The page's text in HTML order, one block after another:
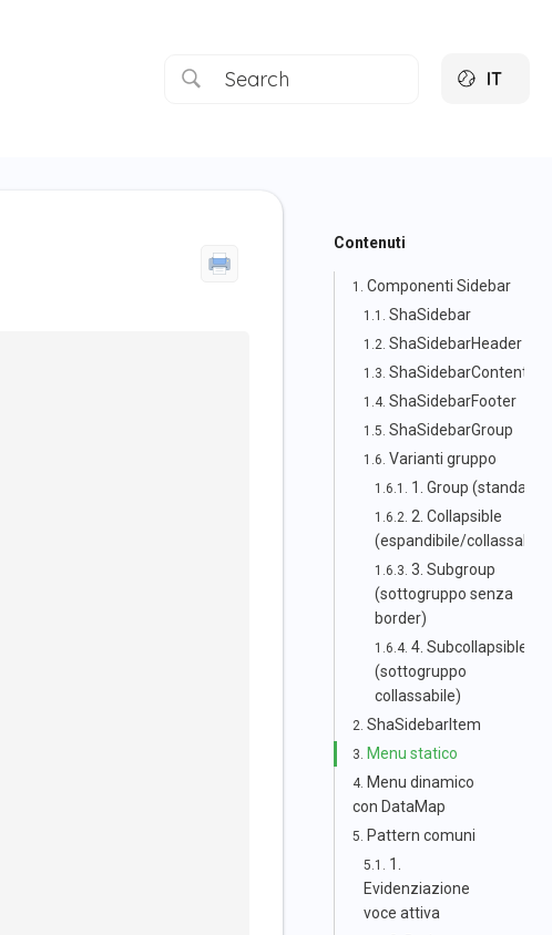
IT
Contenuti
Componenti Sidebar
ShaSidebar
ShaSidebarHeader
ShaSidebarContent
ShaSidebarFooter
ShaSidebarGroup
Varianti gruppo
1. Group (standard)
2. Collapsible
(espandibile/collassabile)
3. Subgroup
(sottogruppo senza
border)
4. Subcollapsible
(sottogruppo
collassabile)
ShaSidebarItem
Menu statico
Menu dinamico
con DataMap
Pattern comuni
1.
Evidenziazione
voce attiva